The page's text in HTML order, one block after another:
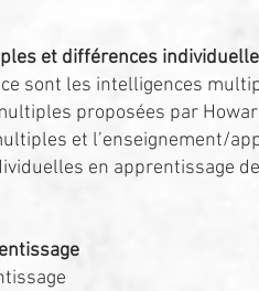
et différences
ce sont les intelligences
proposées par
et l’enseignement/
en apprentissage